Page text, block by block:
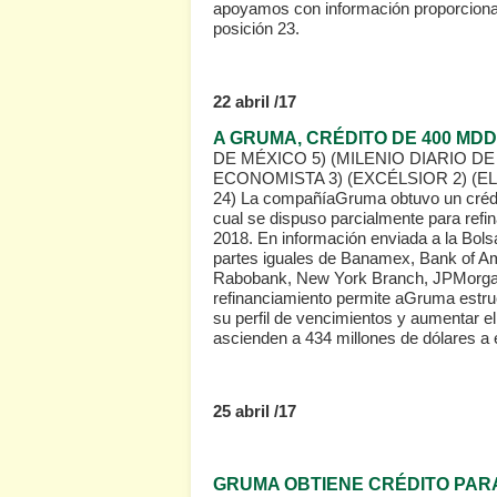
apoyamos con información
posición 23.
22 abril /17
A GRUMA, CRÉDITO DE 400
DE MÉXICO 5) (MILENIO DIARIO
ECONOMISTA 3) (EXCÉLSIOR 2)
24) La compañíaGruma obtuvo un
cual se dispuso parcialmente para
2018. En información enviada a la
partes iguales de Banamex, Bank of
Rabobank, New York Branch,
refinanciamiento permite aGruma
su perfil de vencimientos y aumentar
ascienden a 434 millones de dólares a
25 abril /17
GRUMA OBTIENE CRÉDITO